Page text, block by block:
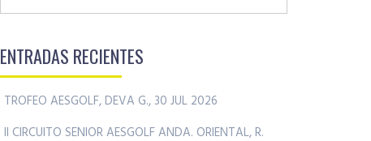
ENTRADAS RECIENTES
TROFEO AESGOLF, DEVA G., 30 JUL 2026
II CIRCUITO SENIOR AESGOLF ANDA. ORIENTAL, R.